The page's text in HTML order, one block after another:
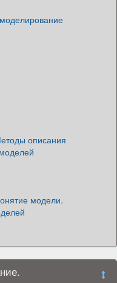
описания
модели.